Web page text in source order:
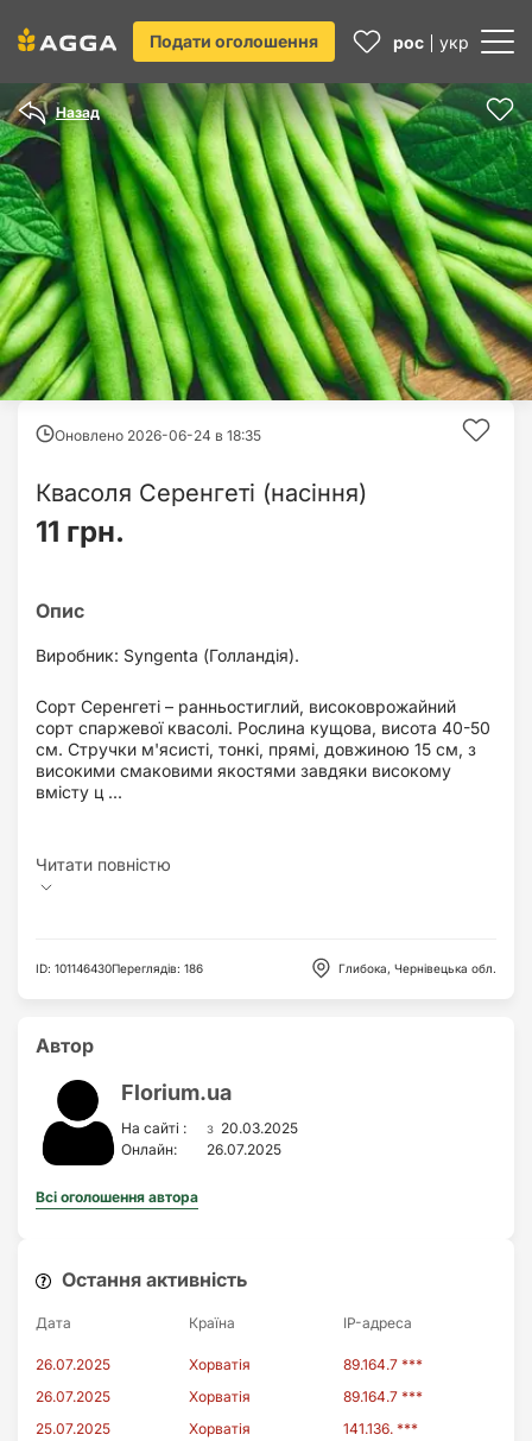
Подати оголошення рос укр
Назад
Оновлено 2026-06-24 в 18:35
Квасоля Серенгеті (насіння)
11 грн.
Виробник: Syngenta (Голландія).
Сорт Серенгеті – ранньостиглий, високоврожайний
сорт спаржевої квасолі. Рослина кущова, висота 40-50
см. Стручки м'ясисті, тонкі, прямі, довжиною 15 см, з
високими смаковими якостями завдяки високому
вмісту ц ...
ID: 101146430Переглядів: 186 Глибока, Чернівецька обл.
Автор
Florium.ua
На сайті : з 20.03.2025
Онлайн:
26.07.2025
Всі оголошення автора
Остання активність
Дата Країна IP-адреса
26.07.2025 Хорватія
89.164.7 ***
26.07.2025
Хорватія
89.164.7 ***
25.07.2025
Хорватія 141.136. ***